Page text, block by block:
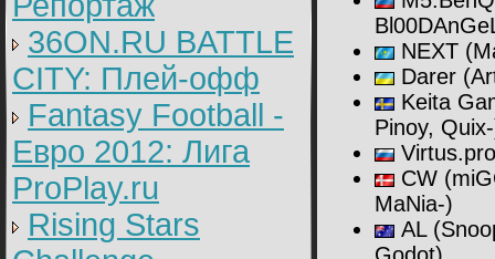
36ON.RU BATTLE
CITY: Плей-офф
Fantasy Football -
Евро 2012: Лига
ProPlay.ru
Rising Stars
NEXT
Darer
Keita
Pinoy,
CW
MaNia-)
AL